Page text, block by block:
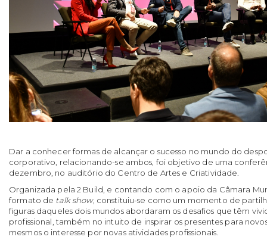
Dar a conhecer formas de alcançar o sucesso no mundo do
corporativo, relacionando-se ambos, foi objetivo de uma
dezembro, no auditório do Centro de Artes e Criatividade.
Organizada pela 2 Build, e contando com o apoio da Câmara
formato de talk show, constituiu-se como um momento de
figuras daqueles dois mundos abordaram os desafios que têm
profissional, também no intuito de inspirar os presentes para
mesmos o interesse por novas atividades profissionais.